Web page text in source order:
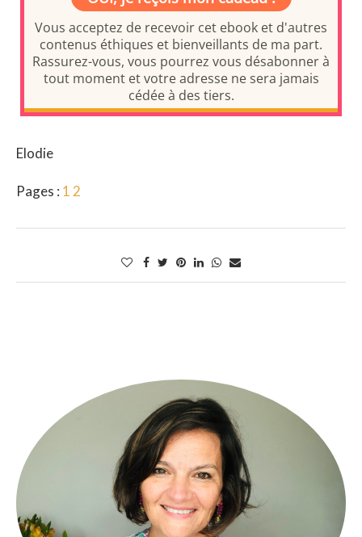
Elodie
Pages : 1 2